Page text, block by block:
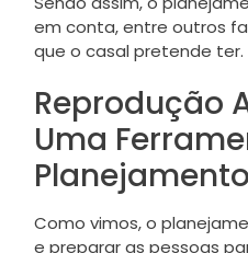
em conta, entre outros
que o casal pretende ter.
Reprodução
Uma
Como vimos, o
e preparar as pessoas